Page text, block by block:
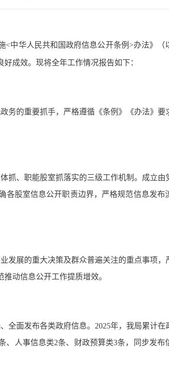
中华人民共和国政府信息公开条例>办法》（
成效。现将全年工作情况报告如下：
务的重要抓手，严格遵循《条例》《办法》要
抓、职能股室抓落实的三级工作机制。成立由
股室信息公开职责边界，严格规范信息发布
发展的重大决策及群众普遍关注的重点事项，
动信息公开工作提质增效。
全面发布各类政府信息。2025年，我局累计在
、人事信息类2条、财政预算类3条，同步发布